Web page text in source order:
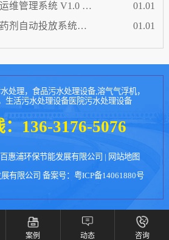
维管理系统 V1.0 软
01.01
剂自动投放系统
01.01
处理，食品污水处理设备,溶气气浮机，
生活污水处理设备医院污水处理设备
：136-3176-5076
惠浦环保节能发展有限公司 | 网站地图
有限公司 备案号： 粤ICP备14061880号
案例 动态 咨询